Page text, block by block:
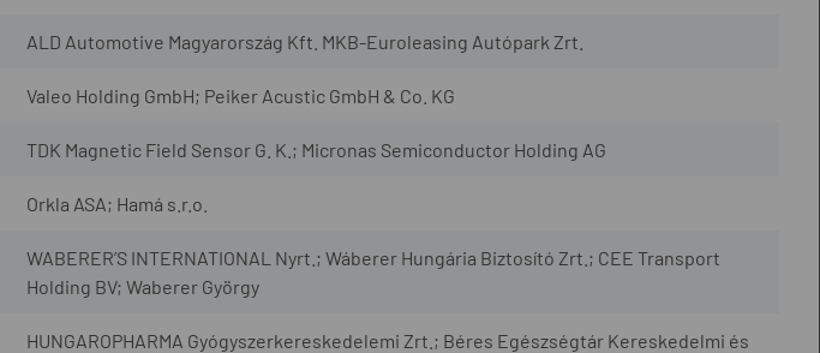
ALD Automotive Magyarország Kft. MKB-Euroleasing Autópark Zrt.
Valeo Holding GmbH; Peiker Acustic GmbH & Co. KG
TDK Magnetic Field Sensor G. K.; Micronas Semiconductor Holding AG
Orkla ASA; Hamá s.r.o.
WABERER’S INTERNATIONAL Nyrt.; Wáberer Hungária Biztosító Zrt.; CEE Transport
Holding BV; Waberer György
HUNGAROPHARMA Gyógyszerkereskedelemi Zrt.; Béres Egészségtár Kereskedelmi és